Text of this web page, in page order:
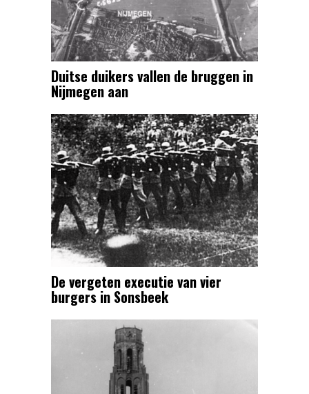
Duitse duikers vallen de bruggen in
Nijmegen aan
De vergeten executie van vier
burgers in Sonsbeek